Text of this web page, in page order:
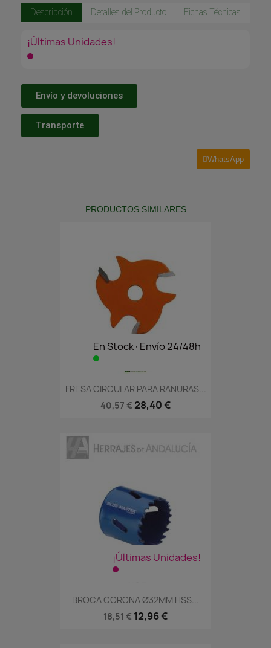
Descripción Detalles del Producto Fichas Técnicas
¡Últimas Unidades!
Envío y devoluciones
Transporte
WhatsApp
PRODUCTOS SIMILARES
En Stock·Envío 24/48h
FRESA CIRCULAR PARA RANURAS...
40,57 € 28,40 €
¡Últimas Unidades!
BROCA CORONA Ø32MM HSS...
18,51 € 12,96 €